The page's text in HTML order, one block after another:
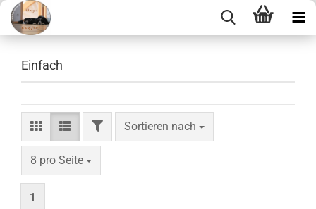
Einfach
FILTERSortieren nach
Sortieren nach
8 pro Seite
pro Seite
1